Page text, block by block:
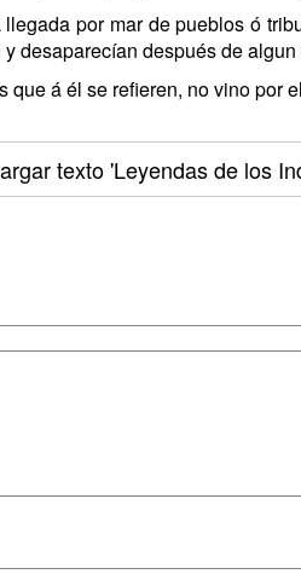
por mar de pueblos ó
desaparecían después de algun
á él se refieren, no vino por
texto'Leyendas de los